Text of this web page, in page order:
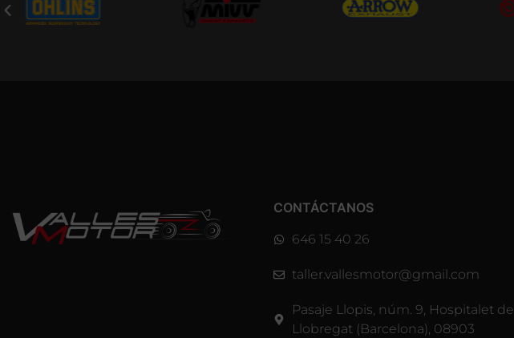
CONTÁCTANOS
646 15 40 26
taller.vallesmotor@gmail.com
Pasaje Llopis, núm. 9, Hospitalet de
Llobregat (Barcelona), 08903